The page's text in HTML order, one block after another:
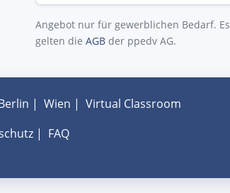
Angebot nur für gewerblichen Bedarf. Es
gelten die AGB der ppedv AG.
| Wien | Virtual Classroom
| FAQ